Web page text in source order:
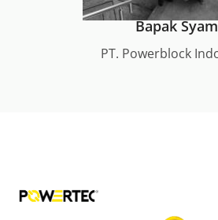
Bapak Syam
PT. Powerblock